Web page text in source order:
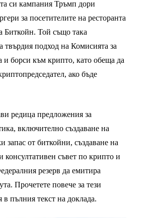
си кампания Тръмп дори
за посетителите на ресторанта
Биткойн. Той също така
твърдия подход на Комисията за
борси към крипто, като обеща да
ако бъде
редица предложения за
включително създаване на
запас от биткойни, създаване на
консултативен съвет по крипто и
резерв да емитира
Прочетете повече за тези
пълния текст на доклада.